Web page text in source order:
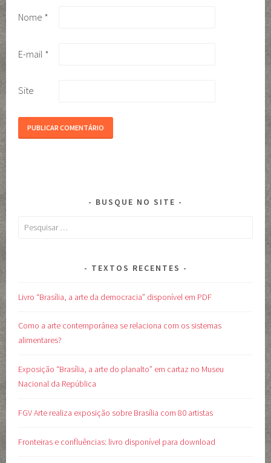
Nome *
E-mail *
Site
BUSQUE NO SITE
Pesquisar
TEXTOS RECENTES
Livro “Brasília, a arte da democracia” disponível em PDF
Como a arte contemporânea se relaciona com os sistemas
alimentares?
Exposição “Brasília, a arte do planalto” em cartaz no Museu
Nacional da República
FGV Arte realiza exposição sobre Brasília com 80 artistas
Fronteiras e confluências: livro disponível para download